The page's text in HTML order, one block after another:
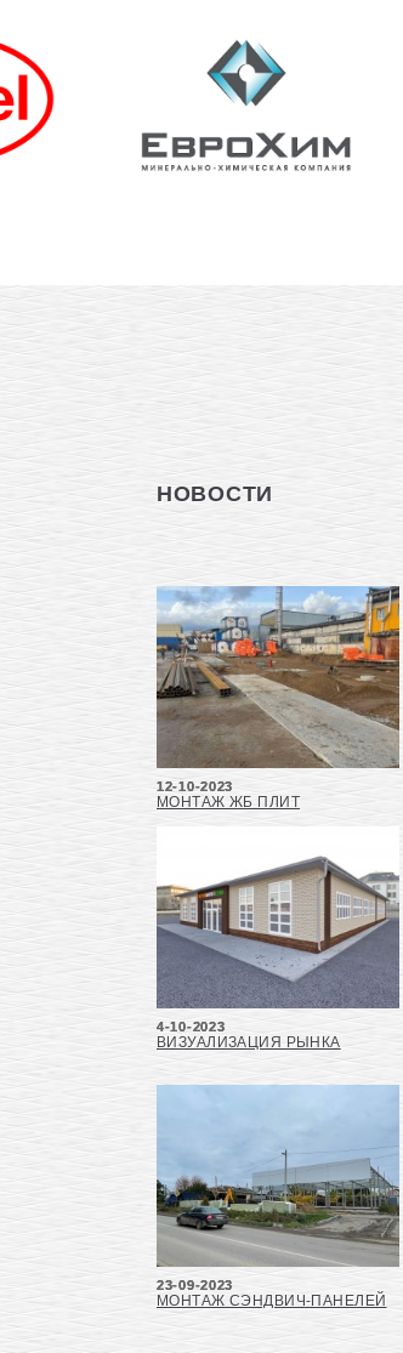
НОВОСТИ
12-10-2023
МОНТАЖ ЖБ ПЛИТ
4-10-2023
ВИЗУАЛИЗАЦИЯ РЫНКА
23-09-2023
МОНТАЖ СЭНДВИЧ-ПАНЕЛЕЙ